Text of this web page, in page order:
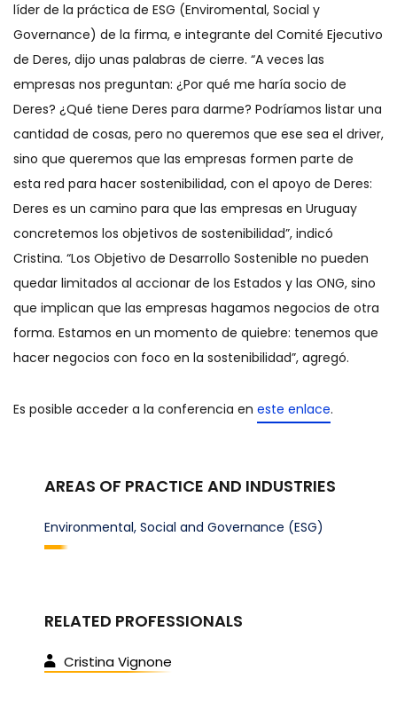
líder de la práctica de ESG (Enviromental, Social y
Governance) de la firma, e integrante del Comité Ejecutivo
de Deres, dijo unas palabras de cierre. “A veces las
empresas nos preguntan: ¿Por qué me haría socio de
Deres? ¿Qué tiene Deres para darme? Podríamos listar una
cantidad de cosas, pero no queremos que ese sea el driver,
sino que queremos que las empresas formen parte de
esta red para hacer sostenibilidad, con el apoyo de Deres:
Deres es un camino para que las empresas en Uruguay
concretemos los objetivos de sostenibilidad”, indicó
Cristina. “Los Objetivo de Desarrollo Sostenible no pueden
quedar limitados al accionar de los Estados y las ONG, sino
que implican que las empresas hagamos negocios de otra
forma. Estamos en un momento de quiebre: tenemos que
hacer negocios con foco en la sostenibilidad”, agregó.
Es posible acceder a la conferencia en este enlace.
AREAS OF PRACTICE AND INDUSTRIES
Environmental, Social and Governance (ESG)
RELATED PROFESSIONALS
Cristina Vignone